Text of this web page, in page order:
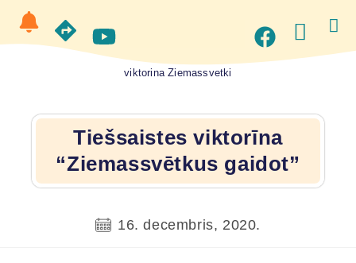
viktorina Ziemassvetki
Tiešsaistes viktorīna
“Ziemassvētkus gaidot”
16. decembris, 2020.